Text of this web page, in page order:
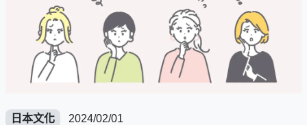
日本文化 2024/02/01